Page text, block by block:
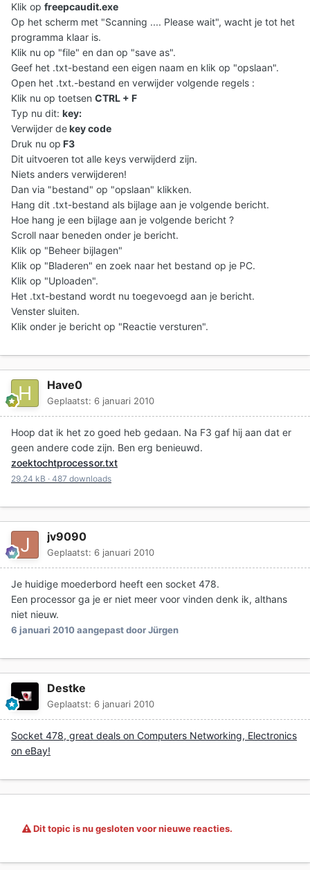
Klik op freepcaudit.exe
Op het scherm met "Scanning .... Please wait", wacht je tot het
programma klaar is.
Klik nu op "file" en dan op "save as".
Geef het .txt-bestand een eigen naam en klik op "opslaan".
Open het .txt.-bestand en verwijder volgende regels :
Klik nu op toetsen CTRL + F
Typ nu dit: key:
Verwijder dekey code
Druk nu op F3
Dit uitvoeren tot alle keys verwijderd zijn.
Niets anders verwijderen!
Dan via "bestand" op "opslaan" klikken.
Hang dit .txt-bestand als bijlage aan je volgende bericht.
Hoe hang je een bijlage aan je volgende bericht ?
Scroll naar beneden onder je bericht.
Klik op "Beheer bijlagen"
Klik op "Bladeren" en zoek naar het bestand op je PC.
Klik op "Uploaden".
Het .txt-bestand wordt nu toegevoegd aan je bericht.
Venster sluiten.
Klik onder je bericht op "Reactie versturen".
Have0
Geplaatst: 6 januari 2010
Hoop dat ik het zo goed heb gedaan. Na F3 gaf hij aan dat er
geen andere code zijn. Ben erg benieuwd.
zoektochtprocessor.txt
29.24 kB · 487 downloads
jv9090
Geplaatst: 6 januari 2010
Je huidige moederbord heeft een socket 478.
Een processor ga je er niet meer voor vinden denk ik, althans
niet nieuw.
6 januari 2010aangepast door Jürgen
Destke
Geplaatst: 6 januari 2010
Socket 478, great deals on Computers Networking, Electronics
on eBay!
Dit topic is nu gesloten voor nieuwe reacties.